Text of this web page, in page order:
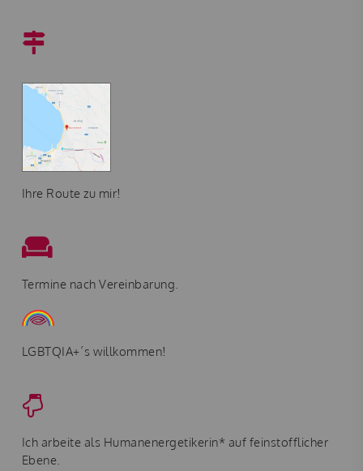
Ihre Route zu mir!
Termine nach Vereinbarung.
LGBTQIA+´s willkommen!
Ich arbeite als Humanenergetikerin* auf feinstofflicher
Ebene.